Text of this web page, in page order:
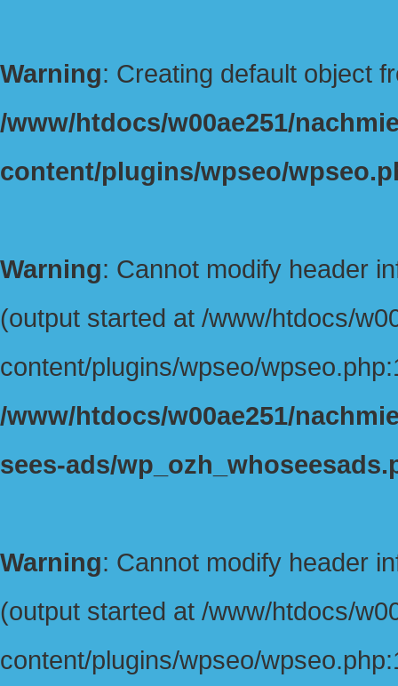
Warning: Creating default object
/www/htdocs/w00ae251/
content/plugins/wpseo/
Warning: Cannot modify header
(output started at /www/htdocs/
content/plugins/wpseo/
/www/htdocs/w00ae251/
sees-ads/
Warning: Cannot modify header
(output started at /www/htdocs/
content/plugins/wpseo/